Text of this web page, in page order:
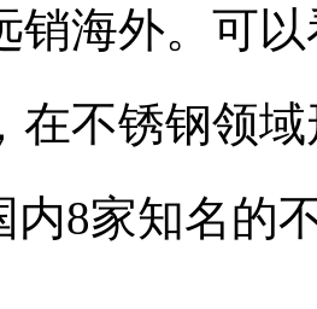
销海外。可
在不锈钢领
内8家知名的